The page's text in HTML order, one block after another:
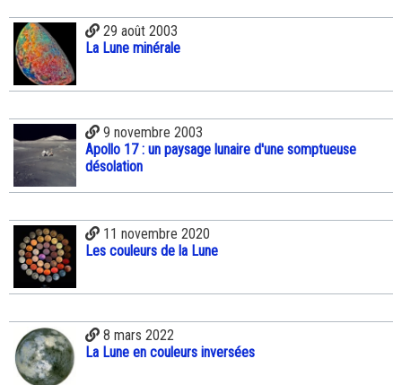
29 août 2003
La Lune minérale
9 novembre 2003
Apollo 17 : un paysage lunaire d'une somptueuse
désolation
11 novembre 2020
Les couleurs de la Lune
8 mars 2022
La Lune en couleurs inversées